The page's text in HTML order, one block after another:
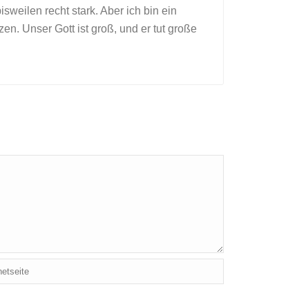
recht stark. Aber ich bin ein
Unser Gott ist groß, und er tut große